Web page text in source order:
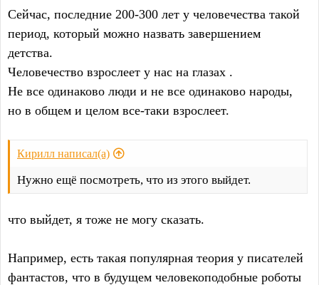
Сейчас, последние 200-300 лет у человечества такой
период, который можно назвать завершением
детства.
Человечество взрослеет у нас на глазах .
Не все одинаково люди и не все одинаково народы,
но в общем и целом все-таки взрослеет.
Кирилл написал(а)
Нужно ещё посмотреть, что из этого выйдет.
что выйдет, я тоже не могу сказать.
Например, есть такая популярная теория у писателей
фантастов, что в будущем человекоподобные роботы